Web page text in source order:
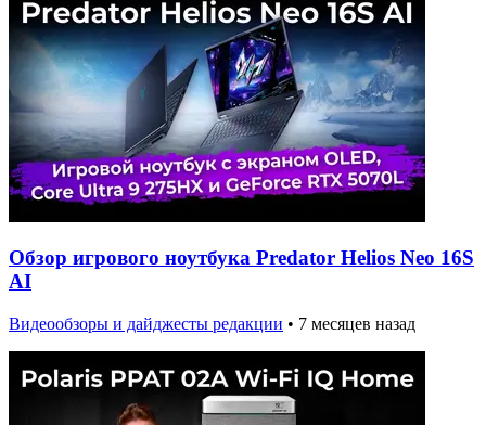
Обзор игрового ноутбука Predator Helios Neo 16S
AI
Видеообзоры и дайджесты редакции • 7 месяцев назад